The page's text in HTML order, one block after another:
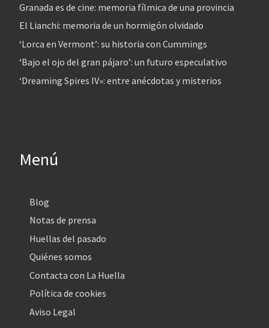
Granada es de cine: memoria fílmica de una provincia
El Lianchi: memoria de un hormigón olvidado
‘Lorca en Vermont’: su historia con Cummings
‘Bajo el ojo del gran pájaro’: un futuro especulativo
‘Dreaming Spires IV»: entre anécdotas y misterios
Menú
Blog
Notas de prensa
Huellas del pasado
Quiénes somos
Contacta con La Huella
Política de cookies
Aviso Legal